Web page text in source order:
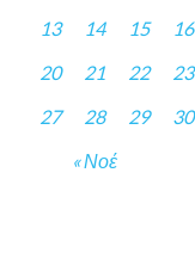
« Νοέ
13
14 15 16
20
21 22 23
27
28 29 30